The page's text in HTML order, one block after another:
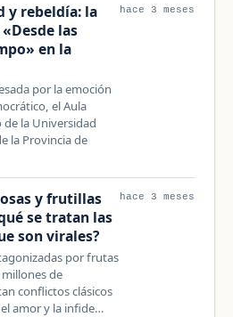
y rebeldía: la
las
en la
por la emoción
el Aula
la Universidad
la Provincia de
hace 3 meses
y frutillas
se tratan las
son virales?
por frutas
de
conflictos clásicos
amor y la infide…
hace 3 meses